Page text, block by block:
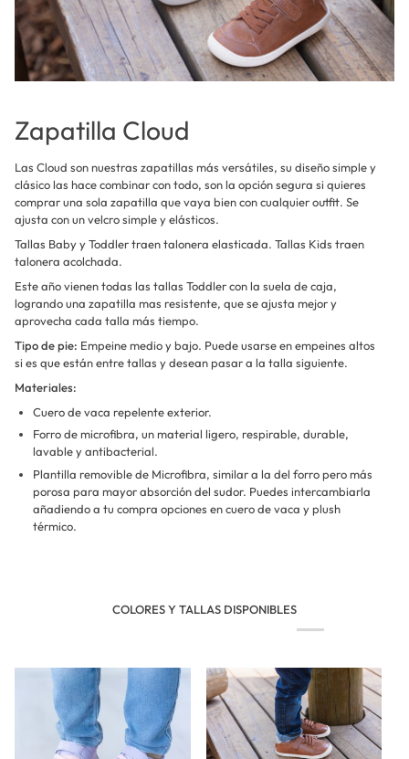
Zapatilla Cloud
Las Cloud son nuestras zapatillas más versátiles, su diseño simple y
clásico las hace combinar con todo, son la opción segura si quieres
comprar una sola zapatilla que vaya bien con cualquier outfit. Se
ajusta con un velcro simple y elásticos.
Tallas Baby y Toddler traen talonera elasticada. Tallas Kids traen
talonera acolchada.
Este año vienen todas las tallas Toddler con la suela de caja,
logrando una zapatilla mas resistente, que se ajusta mejor y
aprovecha cada talla más tiempo.
Tipo de pie: Empeine medio y bajo. Puede usarse en empeines altos
si es que están entre tallas y desean pasar a la talla siguiente.
Materiales:
Cuero de vaca repelente exterior.
Forro de microfibra, un material ligero, respirable, durable,
lavable y antibacterial.
Plantilla removible de Microfibra, similar a la del forro pero más
porosa para mayor absorción del sudor. Puedes intercambiarla
añadiendo a tu compra opciones en cuero de vaca y plush
térmico.
COLORES Y TALLAS DISPONIBLES